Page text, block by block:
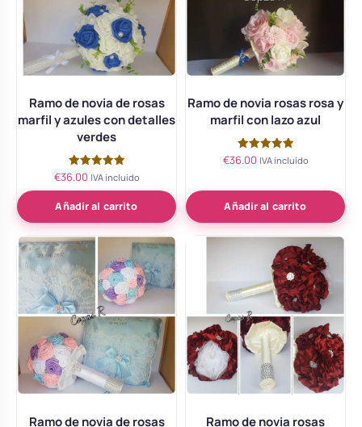
Ramo de novia de rosas
marfil y azules con detalles
verdes
Valorado
con
5.00
de 5
€36.00 IVA incluido
Añadir al carrito
Ramo de novia rosas rosa y
marfil con lazo azul
Valorado
con
€36.00 IVA incluido
Añadir al carrito
Ramo de novia de rosas
Ramo de novia rosas